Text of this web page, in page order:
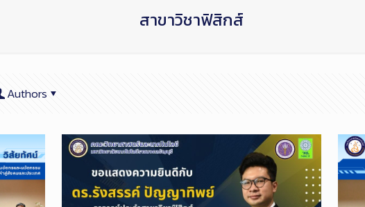
สาขาวิชาฟิสิกส์
Authors